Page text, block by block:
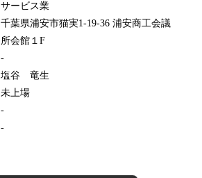
サービス業
千葉県浦安市猫実1-19-36 浦安商工会議
所会館１F
-
塩谷 竜生
未上場
-
-